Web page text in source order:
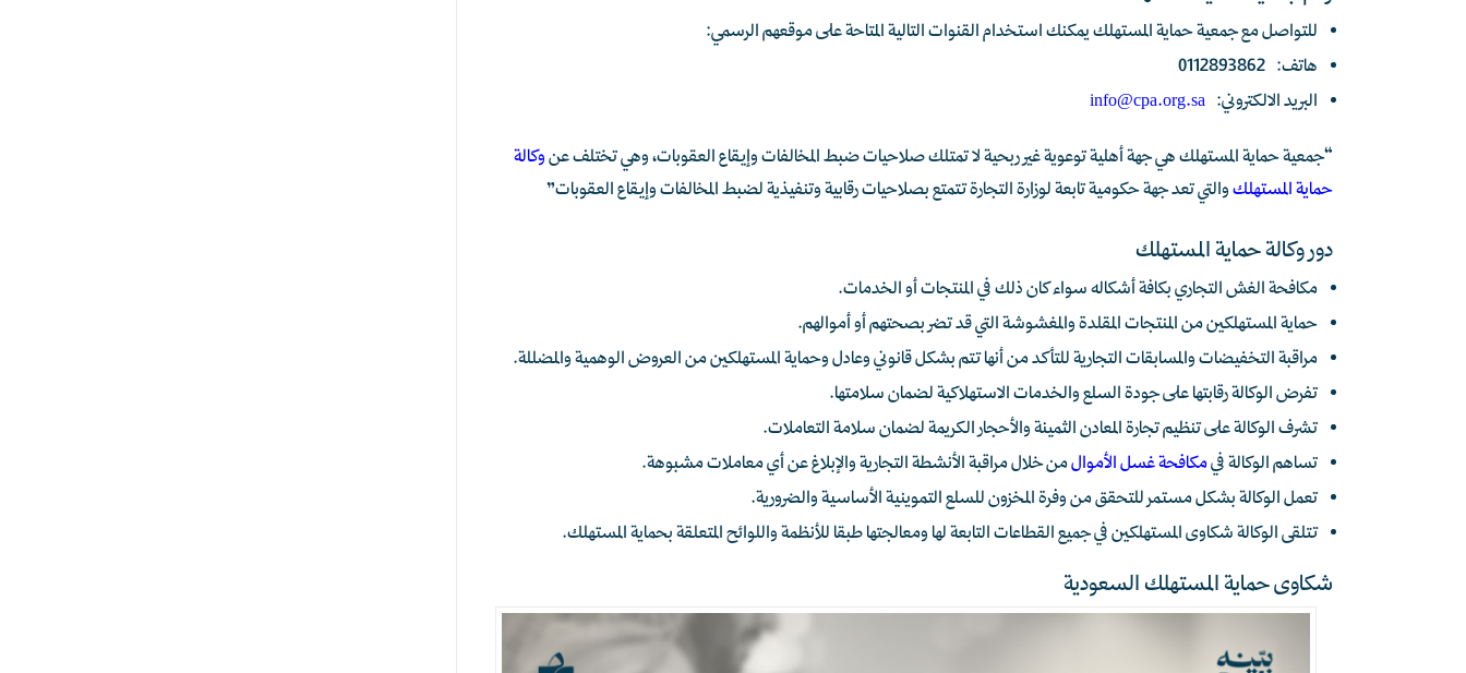
للتواصل مع جمعية حماية المستهلك يمكنك استخدام القنوات التالية المتاحة على موقعهم الرسمي:
هاتف: 0112893862
البريد الالكتروني: info@cpa.org.sa
“جمعية حماية المستهلك هي جهة أهلية توعوية غير ربحية لا تمتلك صلاحيات ضبط المخالفات وإيقاع العقوبات، وهي تختلف عنوكالة
حماية المستهلكوالتي تعد جهة حكومية تابعة لوزارة التجارة تتمتع بصلاحيات رقابية وتنفيذية لضبط المخالفات وإيقاع العقوبات”
دور وكالة حماية المستهلك
مكافحة الغش التجاري بكافة أشكاله سواء كان ذلك في المنتجات أو الخدمات.
حماية المستهلكين من المنتجات المقلدة والمغشوشة التي قد تضر بصحتهم أو أموالهم.
مراقبة التخفيضات والمسابقات التجارية للتأكد من أنها تتم بشكل قانوني وعادل وحماية المستهلكين من العروض الوهمية والمضللة.
تفرض الوكالة رقابتها على جودة السلع والخدمات الاستهلاكية لضمان سلامتها.
تشرف الوكالة على تنظيم تجارة المعادن الثمينة والأحجار الكريمة لضمان سلامة التعاملات.
تساهم الوكالة فيمكافحة غسل الأموالمن خلال مراقبة الأنشطة التجارية والإبلاغ عن أي معاملات مشبوهة.
تعمل الوكالة بشكل مستمر للتحقق من وفرة المخزون للسلع التموينية الأساسية والضرورية.
تتلقى الوكالة شكاوى المستهلكين في جميع القطاعات التابعة لها ومعالجتها طبقا للأنظمة واللوائح المتعلقة بحماية المستهلك.
شكاوى حماية المستهلك السعودية